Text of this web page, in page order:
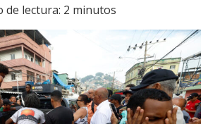
de lectura: 2 minutos